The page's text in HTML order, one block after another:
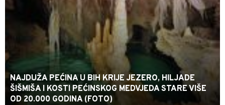
NAJDUŽA PEĆINA U BIH KRIJE JEZERO, HILJADE
ŠIŠMIŠA I KOSTI PEĆINSKOG MEDVJEDA STARE VIŠE
OD 20.000 GODINA (FOTO)